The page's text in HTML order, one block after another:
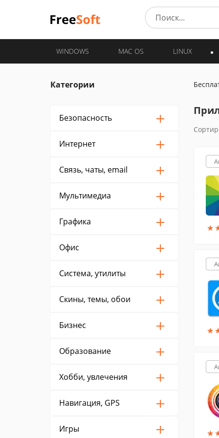
WINDOWS MAC OS LINUX
Категории
Безопасность
Интернет
Связь, чаты, email
Мультимедиа
Графика
Офис
Система, утилиты
Скины, темы, обои
Бизнес
Образование
Хобби, увлечения
Навигация, GPS
Игры
★
★
★
★
★
★